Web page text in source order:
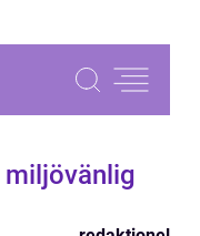
miljövänlig